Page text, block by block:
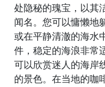
处隐秘的瑰宝，以其
闻名。您可以慵懒地
或在平静清澈的海水
件，稳定的海浪非常
可以欣赏迷人的海岸
的景色。在当地的咖